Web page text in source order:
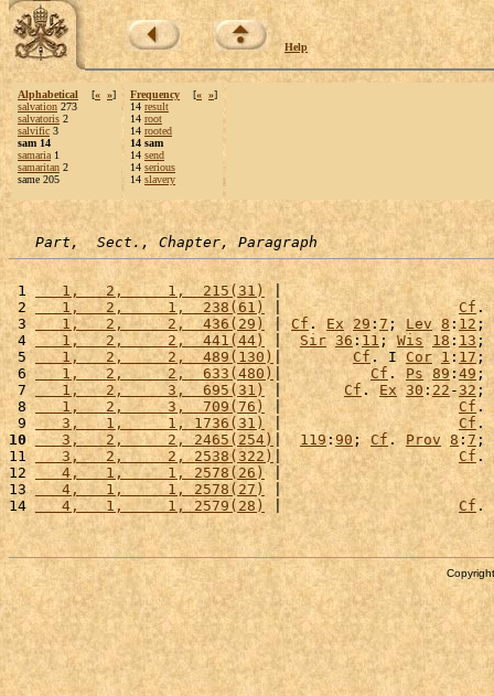
Help
Alphabetical [« »]
salvation 273
salvatoris 2
salvific 3
sam 14
samaria 1
samaritan 2
same 205
Frequency [« »]
14 result
14 root
14 rooted
14 sam
14 send
14 serious
14 slavery
Part,  Sect., Chapter, Paragraph
1
   1,   2,     1,  215(31)
|
2
   1,   2,     1,  238(61)
| Cf .
3
   1,   2,     2,  436(29)
| Cf . Ex 29 : 7 ; Lev 8 :12 ;
4
   1,   2,     2,  441(44)
| Sir 36:11 ; Wis 18: 13 ;
5
   1,   2,     2,  489(130)
| Cf. I Cor 1 :17;
6
   1,   2,     2,  633(480)
| Cf . Ps 89 : 49 ;
7
   1,   2,     3,  695(31)
| Cf . Ex 30: 22 -32 ;
8
   1,   2,     3,  709(76)
| Cf .
9
   3,   1,     1, 1736(31)
| Cf.
10
   3,   2,     2, 2465(254)
| 119 :90 ; Cf. Prov 8:7 ;
11
   3,   2,     2, 2538(322)
| Cf .
12
   4,   1,     1, 2578(26)
|
13
   4,   1,     1, 2578(27)
|
14
   4,   1,     1, 2579(28)
| Cf.